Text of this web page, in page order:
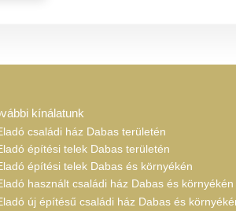
kínálatunk
családi ház Dabas területén
építési telek Dabas területén
építési telek Dabas és környékén
használt családi ház Dabas és környékén
új építésű családi ház Dabas és